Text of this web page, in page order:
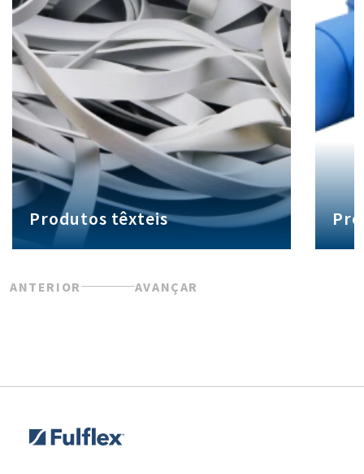
Produtos têxteis
ANTERIOR AVANÇAR